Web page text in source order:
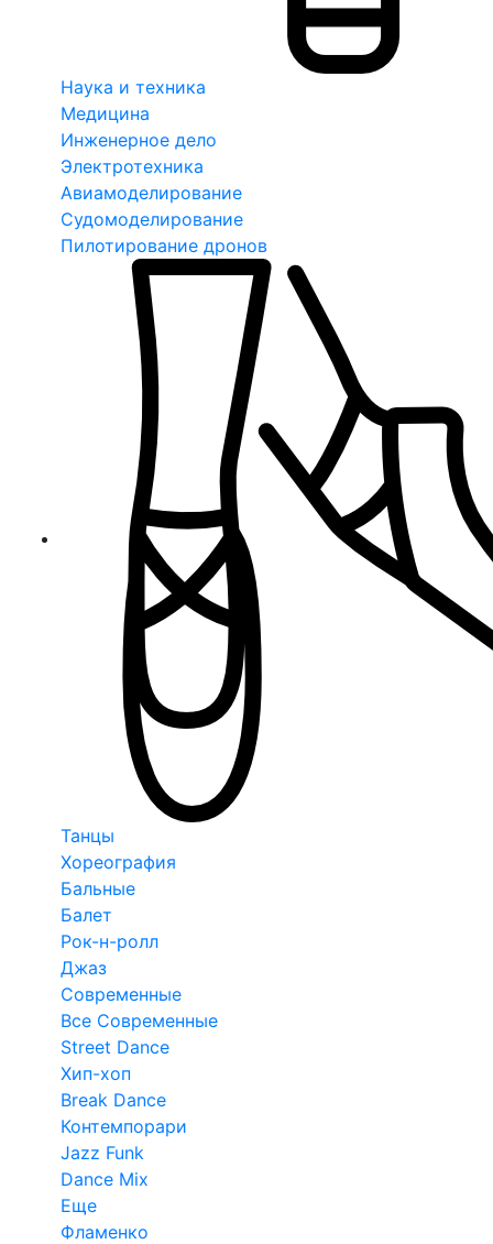
Наука и техника
Медицина
Инженерное дело
Электротехника
Авиамоделирование
Судомоделирование
Пилотирование дронов
Танцы
Хореография
Бальные
Балет
Рок-н-ролл
Джаз
Современные
Все Современные
Street Dance
Хип-хоп
Break Dance
Контемпорари
Jazz Funk
Dance Mix
Еще
Фламенко